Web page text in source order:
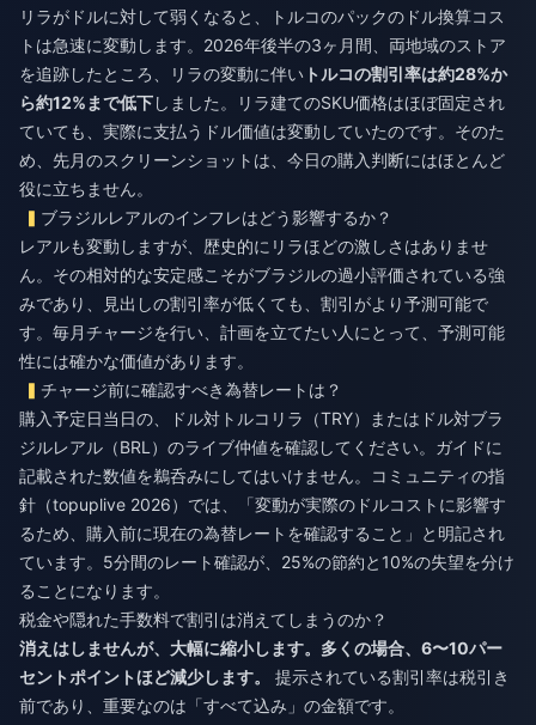
リラがドルに対して弱くなると、トルコのパックのドル換算コス
トは急速に変動します。2026年後半の3ヶ月間、両地域のストア
を追跡したところ、リラの変動に伴い トルコの割引率は約28%か
ら約12%まで低下しました。リラ建てのSKU価格はほぼ固定され
ていても、実際に支払うドル価値は変動していたのです。そのた
め、先月のスクリーンショットは、今日の購入判断にはほとんど
役に立ちません。
ブラジルレアルのインフレはどう影響するか？
レアルも変動しますが、歴史的にリラほどの激しさはありませ
ん。その相対的な安定感こそがブラジルの過小評価されている強
みであり、見出しの割引率が低くても、割引がより予測可能で
す。毎月チャージを行い、計画を立てたい人にとって、予測可能
性には確かな価値があります。
チャージ前に確認すべき為替レートは？
購入予定日当日の、ドル対トルコリラ（TRY）またはドル対ブラ
ジルレアル（BRL）のライブ仲値を確認してください。ガイドに
記載された数値を鵜呑みにしてはいけません。コミュニティの指
針（topuplive 2026）では、「変動が実際のドルコストに影響す
るため、購入前に現在の為替レートを確認すること」と明記され
ています。5分間のレート確認が、25%の節約と10%の失望を分け
ることになります。
税金や隠れた手数料で割引は消えてしまうのか？
消えはしませんが、大幅に縮小します。多くの場合、6〜10パー
セントポイントほど減少します。
提示されている割引率は税引き
前であり、重要なのは「すべて込み」の金額です。